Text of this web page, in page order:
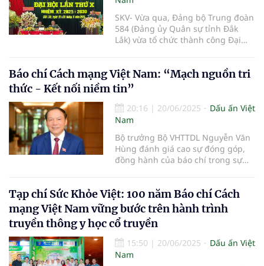
SKV- Vừa qua, Đảng bộ Trung đoàn
584 (Đảng ủy Quân sự tỉnh Đắk
Lắk) vừa tổ chức thành công Đại
Ban Thường vụ Đảng ủy Quân sự
tỉnh, Phó Chỉ huy trưởng kiêm
Tham mưu trưởng Bộ CHQS tỉnh
Đắk Lắk dự và phát biểu chỉ đạo
đại hội.
Báo chí Cách mạng Việt Nam: “Mạch nguồn tri
thức - Kết nối niềm tin”
20:16 | 20/06/2025
Dấu ấn Việt
Nam
Bộ trưởng Bộ VHTTDL Nguyễn Văn
Hùng đánh giá cao sự đóng góp,
đồng hành của báo chí trong sự
Tạp chí Sức Khỏe Việt: 100 năm Báo chí Cách
mạng Việt Nam vững bước trên hành trình
truyền thông y học cổ truyền
15:50 | 20/06/2025
Dấu ấn Việt
Nam